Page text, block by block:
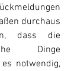
durchaus
dass die
Dinge
notwendig,